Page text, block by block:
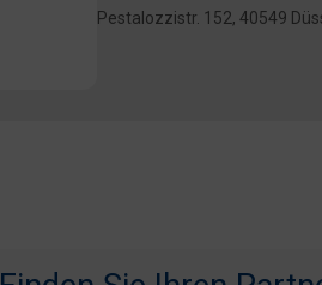
Pestalozzistr. 152, 40549